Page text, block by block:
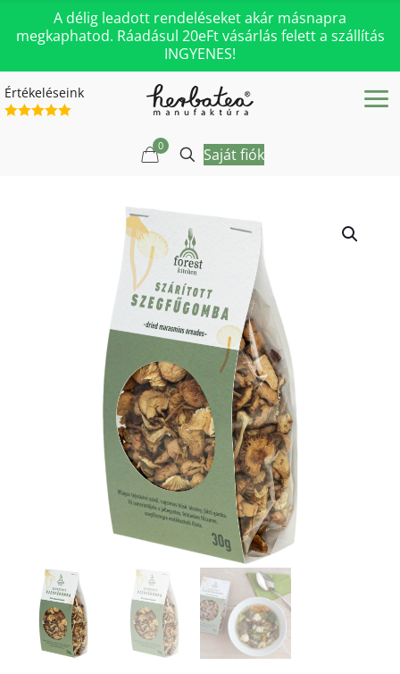
A délig leadott rendeléseket akár másnapra
megkaphatod. Ráadásul 20eFt vásárlás felett a szállítás
INGYENES!
Értékeléseink
0 Saját fiók